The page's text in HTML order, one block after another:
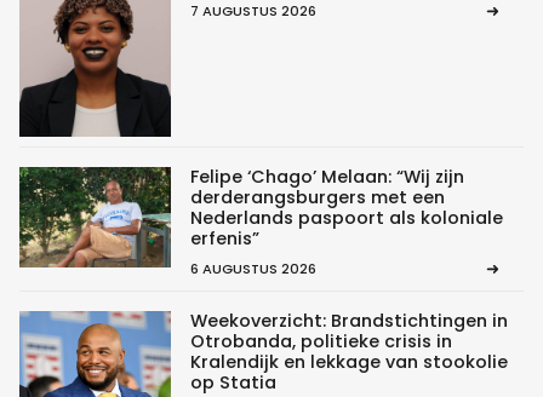
7 AUGUSTUS 2026
Felipe ‘Chago’ Melaan: “Wij zijn
derderangsburgers met een
Nederlands paspoort als koloniale
erfenis”
6 AUGUSTUS 2026
Weekoverzicht: Brandstichtingen in
Otrobanda, politieke crisis in
Kralendijk en lekkage van stookolie
op Statia